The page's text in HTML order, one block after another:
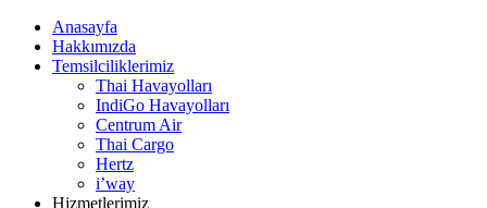
Anasayfa
Hakkımızda
Temsilciliklerimiz
Thai Havayolları
IndiGo Havayolları
Centrum Air
Thai Cargo
Hertz
i’way
Hizmetlerimiz